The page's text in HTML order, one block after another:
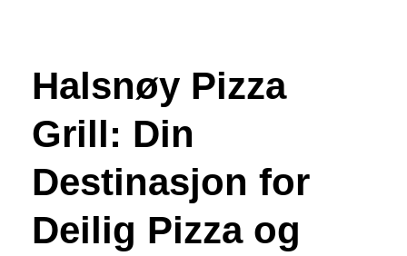
Halsnøy Pizza
Grill: Din
Destinasjon for
Deilig Pizza og